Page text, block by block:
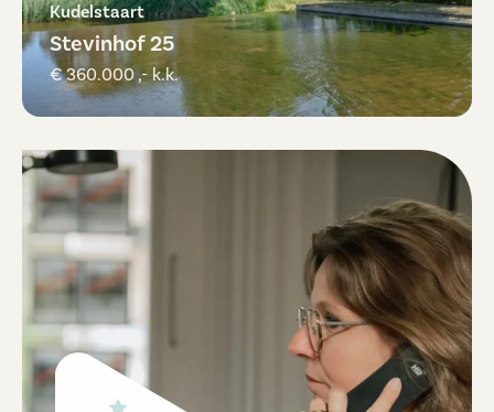
Kudelstaart
Stevinhof 25
€ 360.000 ,- k.k.